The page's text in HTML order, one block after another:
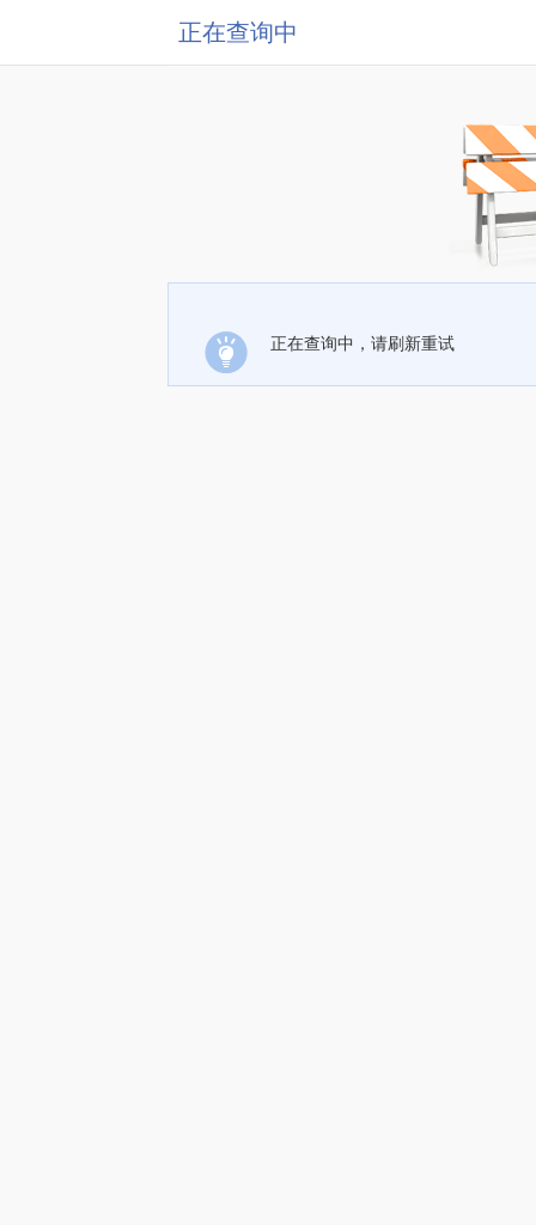
正在查询中
正在查询中，请刷新重试